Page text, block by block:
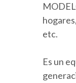
etc.
Es un